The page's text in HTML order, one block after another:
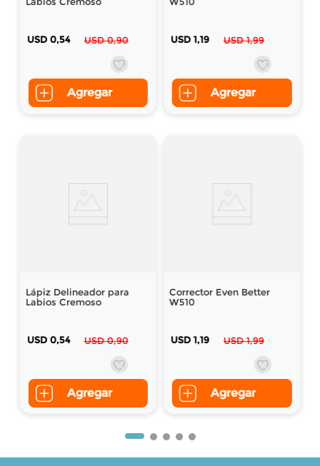
USD 0,54 USD 0,90
Agregar
USD 1,19 USD 1,99
Agregar
Lápiz Delineador para
Labios Cremoso
USD 0,54 USD 0,90
Agregar
Corrector Even Better
W510
USD 1,19 USD 1,99
Agregar